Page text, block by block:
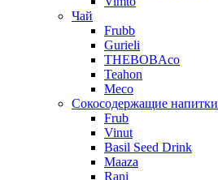
Чай
Frubb
Gurieli
THEBOBAco
Teahon
Meco
Сокосодержащие напитки
Frub
Vinut
Basil Seed Drink
Maaza
Rani